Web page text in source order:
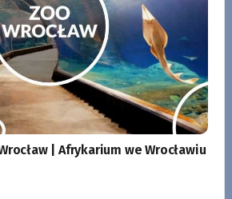
| Afrykarium we Wrocławiu